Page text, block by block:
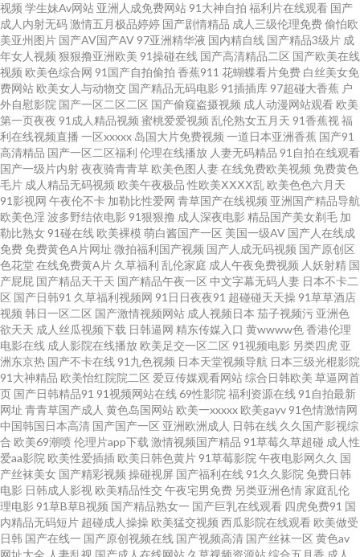
利站 久久精品在这里 久久av人体电影 久久91人 国产超踫AV www人人肏 97
超碰性爱 91黄页视频 午夜精品久久99 天堂AV淫导航 日本AV中文字幕 日本a
级啪在线看 人妻福利老司机 老司机夜夜操 老司机午夜性大片 国产亚洲V^ 肏
屄图片吴梦梦 91综合资源 91爱国国产精品 在线视频97 伊人大香蕉人综合 午
夜av理论 人人操操人人 美女豆花视频 激情五月天影院 大香蕉久久成网 成人
AV大香蕉 www韩日三级 97资源国产 亚洲偷牌自拍 天天干视频网 欧美精品偷
拍 精品亚洲成人传媒 韩国伊人网 豆花传媒91 超碰视干 97亚州综合一页 91重
口味视频 影音先锋福利资源 亚洲免费黄色网止 午夜福利老司机 亚洲变态制
服另类 天天艹天天 熟妇TV 色爺爺网站视频 青青伊人大香蕉 日韩色区 欧美一
区 久草午夜福利 伦理色福利吧 久草免费新视频 一本道丁香影院 四虎密臀av
蜜桃 五月天福利网 日日操操操 日韩欧美黄色 欧美日韩中色色 欧美偷偷撸 老
湿机福利看片 日韩αⅴ 99热只有 传媒二区传媒 人人搞超碰免费 超碰自p拍 欧
美在线A片 亚洲天堂第一网 在线天堂乱轮网站 91岛国 伊人福利影院 天天透
伊人 欧美狼友91 九九久久香蕉草 久久不卡 果冻传媒做爱 豆花吃瓜网 变态另
视频 学生妹Av网站 亚洲人成免费网站 91大神自拍 福利片在线观看 国产
成人内射无码激情五月极品婷婷 国产剧情精品 成人三级伦理免费偷怕欧
美亚州图片 国产AV国产AV 97亚洲精华液 国内精自线 国产精品3级片 成
年女人视频 狠狠撸亚洲欧美 91操碰在线 国产高清精品二区 国产欧美在线
视频 欧美色综合网 91国产自拍偷拍 香蕉911 花蝴蝶看片免费 白丝美女免
费网站 欧美女人与动物交 国产精品无码电影 91插插库 97超碰大香蕉 户
外自慰影院 国产一区二区二区 国产偷窥盗摄视频 成人动漫网站观看 欧美
第一页夜夜 91成人精品视频 蜜桃爱爱视频 乱伦熟女五月天 91香蕉视福
利在线视频直播 一区xxxxx 岛国大片免费视频 一道日本亚洲香蕉 国产91
高清精品 国产一区二区福利 伦理在线播放 人妻无码精品 91自拍在线观看
国产一级片内射夜夜骑青青草 欧美色图人妻在线免费欧美视频 免费黄色
毛片 成人精品无码视频 欧美午夜极品 性欧美ⅩⅩⅩⅩ乱 欧美色色六月天
91影视网 午夜伦不卡 加勒比性爱网 青草国产在线视频 亚洲国产精品导航
欧美色淫波多野结依电影 91狠狠撸 成人深夜电影 精品国产美女剃毛 加
勒比熟女 91碰在线 欧美裸模 萌白酱国产一区 美国一级AV 国产人在线成
免费 免费黄色A片网址 微拍福利国产视频 国产人成无码视频 国产原创区
色花堂在线免费黄A片 久草福利 乱伦家庭 成人午夜免费视频 人妖射精 国
产屁屁 国产精品天干天 国产精品午夜一区 中文字幕无码人妻 日本不卡二
区 国产日韩91 久草福利视频网 91日日夜夜91 超碰碰天天操 91草草酒店
视频 韩日一区二区 国产激情视频网站 成人视频日本 茄子视频污 亚洲色
欲天天 成人丝瓜视频下载 日韩逼网 精东传媒入口 黄wwww色香港伦理
电影在线 成人影院在线播放 欧美足交一区二区 91视频电影 另类四虎 亚
洲东京热 国产不卡在线 91九色视频 日本天堂视频导航 日本三级光棍影院
91大神精品 欧美怡红院院二区 爱豆传媒观看网站综合日韩欧美 草逼网首
页 国产日韩精品91 91视频网站在线69性影院 福利资源在线 91自拍最新
网址 青青草国产成人 黄色岛国网站 欧美一xxxxx 欧美gayv 91色情激情网
中国韩国日本高清 国产国产一区 亚洲欧洲成人 日韩在线 久久国产影视综
合 欧美69潮喷伦理片app下载 激情视频国产精品 91草莓久草超碰 成人性
爱aa影院 欧美性爱插插 欧美日韩色黄片 91草莓影院 午夜电影网久久 国
产丝袜美女 国产精彩视频 操碰视屏 国产福利在线 91久久影院 免费日韩
电影 日韩成人影视 欧美精品性交 午夜宅男免费 另类亚洲色情家庭乱伦
理电影 91草B草B视频 国产精品熟女一 国产巨乳在线观看 四虎免费91 国
内精品无码短片 超碰成人操操 欧美猛交视频 西瓜影院在线观看 欧美做受
日韩 国产在线一 国产原创视频在线 国产视频高清 国产丝袜一区 黄色av
网址大全 人妻乱视 国产成人在线网站 久草视频资源站综合五月香 成人